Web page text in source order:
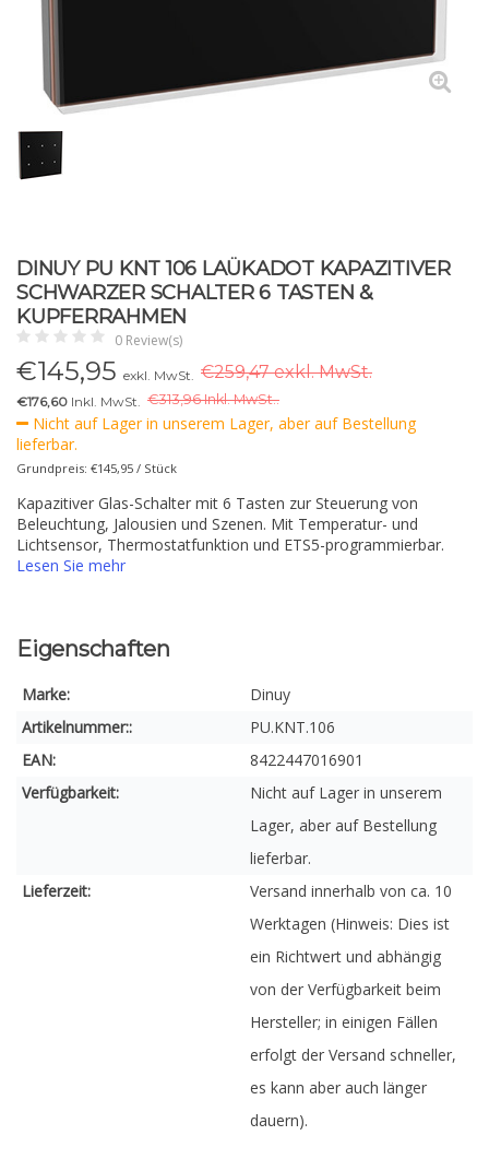
DINUY PU KNT 106 LAÜKADOT KAPAZITIVER
SCHWARZER SCHALTER 6 TASTEN &
KUPFERRAHMEN
0 Review(s)
€145,95 exkl. MwSt. €259,47 exkl. MwSt.
€176,60 Inkl. MwSt. €313,96 Inkl. MwSt..
Nicht auf Lager in unserem Lager, aber auf Bestellung
lieferbar.
Grundpreis: €145,95 / Stück
Kapazitiver Glas-Schalter mit 6 Tasten zur Steuerung von
Beleuchtung, Jalousien und Szenen. Mit Temperatur- und
Lichtsensor, Thermostatfunktion und ETS5-programmierbar.
Lesen Sie mehr
Eigenschaften
Marke:
Dinuy
Artikelnummer::
PU.KNT.106
EAN:
8422447016901
Verfügbarkeit:
Nicht auf Lager in unserem
Lager, aber auf Bestellung
lieferbar.
Lieferzeit:
Versand innerhalb von ca. 10
Werktagen (Hinweis: Dies ist
ein Richtwert und abhängig
von der Verfügbarkeit beim
Hersteller; in einigen Fällen
erfolgt der Versand schneller,
es kann aber auch länger
dauern).